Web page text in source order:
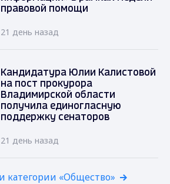
правовой помощи
21 день назад
Кандидатура Юлии Калистовой
на пост прокурора
Владимирской области
получила единогласную
поддержку сенаторов
21 день назад
категории «Общество»